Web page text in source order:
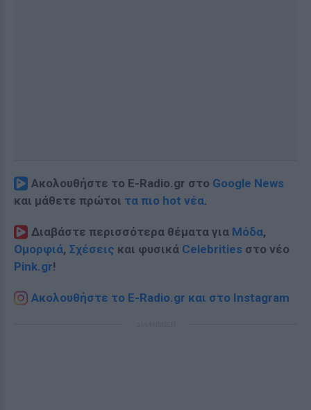
Ακολουθήστε το E-Radio.gr στο Google News
και μάθετε πρώτοι τα πιο hot νέα.
Διαβάστε περισσότερα θέματα για Μόδα,
Ομορφιά, Σχέσεις και φυσικά Celebrities στο νέο
Pink.gr!
Ακολουθήστε το E-Radio.gr και στο Instagram